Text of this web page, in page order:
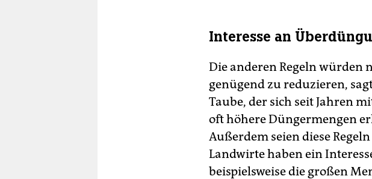
Interesse an
Die anderen Regeln würden
genügend zu reduzieren,
Taube, der sich seit Jahren
oft höhere Düngermengen
Außerdem seien diese
Landwirte haben ein
beispielsweise die großen